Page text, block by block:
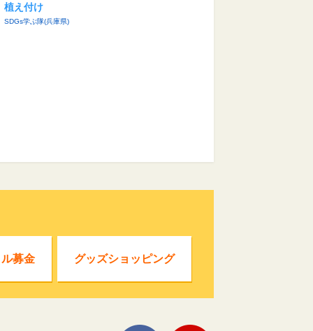
植え付け
SDGs学ぶ隊(兵庫県)
募金 グッズショッピング